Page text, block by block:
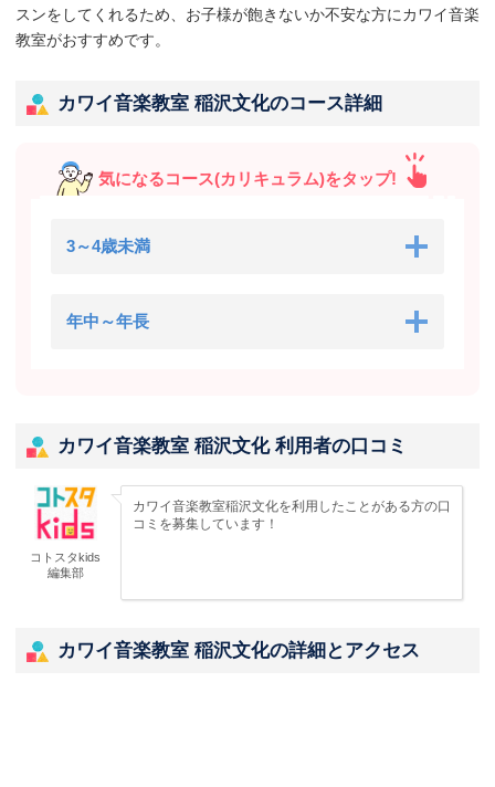
スンをしてくれるため、お子様が飽きないか不安な方にカワイ音楽
教室がおすすめです。
カワイ音楽教室 稲沢文化のコース詳細
気になるコース(カリキュラム)をタップ!
3～4歳未満
年中～年長
カワイ音楽教室 稲沢文化 利用者の口コミ
コトスタkids
編集部
カワイ音楽教室稲沢文化を利用したことがある方の口
コミを募集しています！
カワイ音楽教室 稲沢文化の詳細とアクセス